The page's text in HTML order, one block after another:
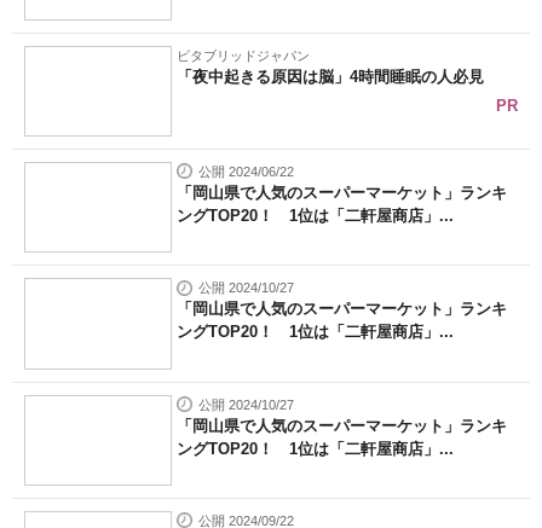
ビタブリッドジャパン
「夜中起きる原因は脳」4時間睡眠の人必見
PR
公開 2024/06/22
「岡山県で人気のスーパーマーケット」ランキ
ングTOP20！ 1位は「二軒屋商店」...
公開 2024/10/27
「岡山県で人気のスーパーマーケット」ランキ
ングTOP20！ 1位は「二軒屋商店」...
公開 2024/10/27
「岡山県で人気のスーパーマーケット」ランキ
ングTOP20！ 1位は「二軒屋商店」...
公開 2024/09/22